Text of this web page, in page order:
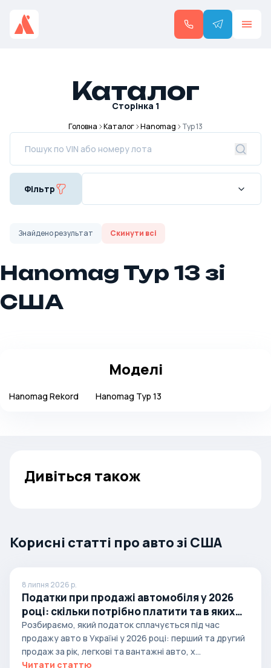
Каталог
Сторінка 1
Головна Каталог Hanomag Typ 13
Фільтр
Знайденорезультат Скинути всі
Hanomag Typ 13 зі
США
Моделі
Hanomag Rekord Hanomag Typ 13
Дивіться також
Корисні статті про авто зі США
8 липня 2026 р.
Податки при продажі автомобіля у 2026
році: скільки потрібно платити та в яких
випадках
Розбираємо, який податок сплачується під час
продажу авто в Україні у 2026 році: перший та другий
продаж за рік, легкові та вантажні авто, х...
Читати статтю